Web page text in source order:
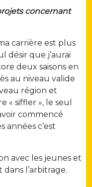
concernant
carrière est plus
désir que j’aurai
deux saisons en
au niveau valide
région et
« siffler », le seul
commencé
années c’est
avec les jeunes et
l’arbitrage.